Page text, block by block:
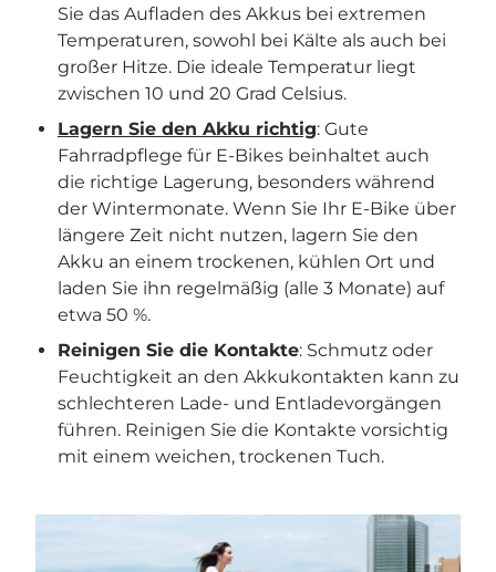
Sie das Aufladen des Akkus bei extremen
Temperaturen, sowohl bei Kälte als auch bei
großer Hitze. Die ideale Temperatur liegt
zwischen 10 und 20 Grad Celsius.
Lagern Sie den Akku richtig: Gute
Fahrradpflege für E-Bikes beinhaltet auch
die richtige Lagerung, besonders während
der Wintermonate. Wenn Sie Ihr E-Bike über
längere Zeit nicht nutzen, lagern Sie den
Akku an einem trockenen, kühlen Ort und
laden Sie ihn regelmäßig (alle 3 Monate) auf
etwa 50 %.
Reinigen Sie die Kontakte: Schmutz oder
Feuchtigkeit an den Akkukontakten kann zu
schlechteren Lade- und Entladevorgängen
führen. Reinigen Sie die Kontakte vorsichtig
mit einem weichen, trockenen Tuch.